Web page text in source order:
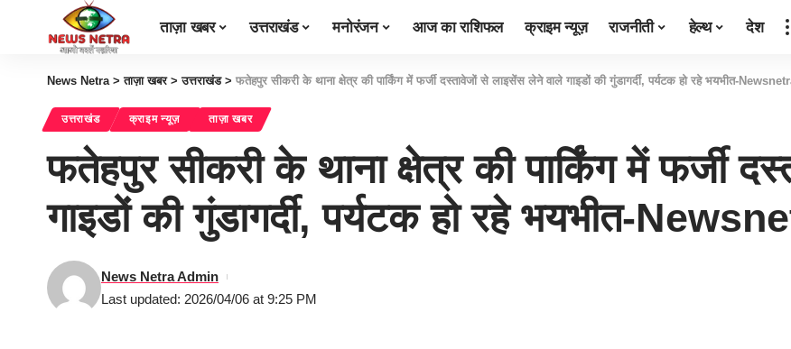
ताज़ा खबर उत्तराखंड मनोरंजन आज का राशिफल क्राइम न्यूज़ राजनीती हेल्थ देश
News Netra>ताज़ा खबर>उत्तराखंड> फतेहपुर सीकरी के थाना क्षेत्र की पार्किंग में फर्जी दस्तावेजों से लाइसेंस लेने वाले गाइडों की गुंडागर्दी, पर्यटक हो रहे भयभीत-
उत्तराखंड क्राइम न्यूज़ ताज़ा खबर
फतेहपुर सीकरी के थाना क्षेत्र की पार्किंग में फर्जी
गाइडों की गुंडागर्दी, पर्यटक हो रहे भयभीत-
Last updated: 2026/04/06 at 9:25 PM
News Netra Admin